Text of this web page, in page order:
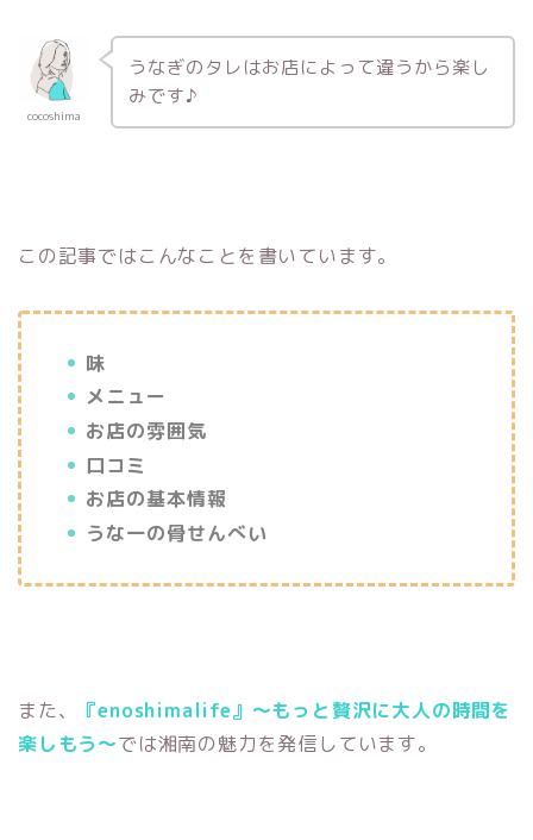
cocoshima
うなぎのタレはお店によって違うから楽し
みです♪
この記事ではこんなことを書いています。
味
メニュー
お店の雰囲気
口コミ
お店の基本情報
うな一の骨せんべい
また、 『enoshimalife』〜もっと贅沢に大人の時間を
楽しもう〜では湘南の魅力を発信しています。